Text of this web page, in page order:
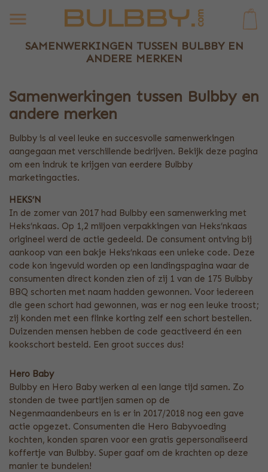
SAMENWERKINGEN TUSSEN BULBBY EN
ANDERE MERKEN
Samenwerkingen tussen Bulbby en
andere merken
Bulbby is al veel leuke en succesvolle samenwerkingen
aangegaan met verschillende bedrijven. Bekijk deze pagina
om een indruk te krijgen van eerdere Bulbby
marketingacties.
HEKS’N
In de zomer van 2017 had Bulbby een samenwerking met
Heks’nkaas. Op 1,2 miljoen verpakkingen van Heks’nkaas
origineel werd de actie gedeeld. De consument ontving bij
aankoop van een bakje Heks’nkaas een unieke code. Deze
code kon ingevuld worden op een landingspagina waar de
consumenten direct konden zien of zij 1 van de 175 Bulbby
BBQ schorten met naam hadden gewonnen. Voor iedereen
die geen schort had gewonnen, was er nog een leuke troost;
zij konden met een flinke korting zelf een schort bestellen.
Duizenden mensen hebben de code geactiveerd én een
kookschort besteld. Een groot succes dus!
Hero Baby
Bulbby en Hero Baby werken al een lange tijd samen. Zo
stonden de twee partijen samen op de
Negenmaandenbeurs en is er in 2017/2018 nog een gave
actie opgezet. Consumenten die Hero Babyvoeding
kochten, konden sparen voor een gratis gepersonaliseerd
koffertje van Bulbby. Super gaaf om de krachten op deze
manier te bundelen!